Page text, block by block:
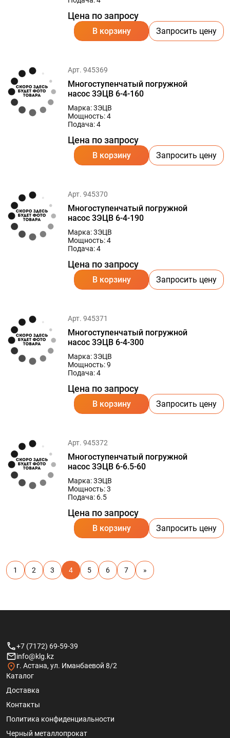
Цена по запросу
В корзину Запросить цену
Арт. 945369
Многоступенчатый погружной
насос 3ЭЦВ 6-4-160
Марка: 3ЭЦВ
Мощность: 4
Подача: 4
Цена по запросу
В корзину Запросить цену
Арт. 945370
Многоступенчатый погружной
насос 3ЭЦВ 6-4-190
Марка: 3ЭЦВ
Мощность: 4
Подача: 4
Цена по запросу
В корзину Запросить цену
Арт. 945371
Многоступенчатый погружной
насос 3ЭЦВ 6-4-300
Марка: 3ЭЦВ
Мощность: 9
Подача: 4
Цена по запросу
В корзину Запросить цену
Арт. 945372
Многоступенчатый погружной
насос 3ЭЦВ 6-6.5-60
Марка: 3ЭЦВ
Мощность: 3
Подача: 6.5
Цена по запросу
В корзину Запросить цену
1 2 3 4 5 6 7 »
+7 (7172) 69-59-39
info@klg.kz
г. Астана, ул. Иманбаевой 8/2
Каталог
Доставка
Контакты
Политика конфиденциальности
Черный металлопрокат